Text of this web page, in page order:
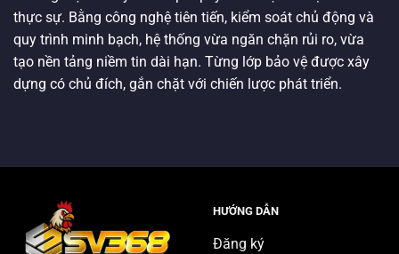
thực sự. Bằng công nghệ tiên tiến, kiểm soát chủ động và
quy trình minh bạch, hệ thống vừa ngăn chặn rủi ro, vừa
tạo nền tảng niềm tin dài hạn. Từng lớp bảo vệ được xây
dựng có chủ đích, gắn chặt với chiến lược phát triển.
HƯỚNG DẪN
Đăng ký